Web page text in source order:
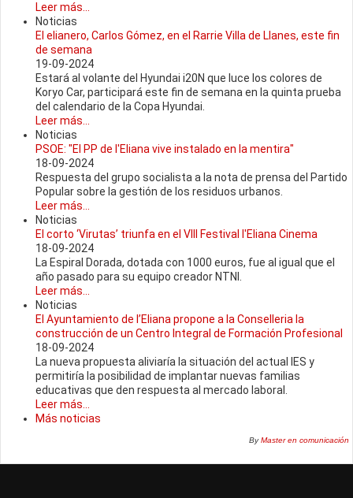
Leer más...
Noticias
El elianero, Carlos Gómez, en el Rarrie Villa de Llanes, este fin
de semana
19-09-2024
Estará al volante del Hyundai i20N que luce los colores de
Koryo Car, participará este fin de semana en la quinta prueba
del calendario de la Copa Hyundai.
Leer más...
Noticias
PSOE: "El PP de l'Eliana vive instalado en la mentira"
18-09-2024
Respuesta del grupo socialista a la nota de prensa del Partido
Popular sobre la gestión de los residuos urbanos.
Leer más...
Noticias
El corto ‘Virutas’ triunfa en el VIII Festival l'Eliana Cinema
18-09-2024
La Espiral Dorada, dotada con 1000 euros, fue al igual que el
año pasado para su equipo creador NTNI.
Leer más...
Noticias
El Ayuntamiento de l’Eliana propone a la Conselleria la
construcción de un Centro Integral de Formación Profesional
18-09-2024
La nueva propuesta aliviaría la situación del actual IES y
permitiría la posibilidad de implantar nuevas familias
educativas que den respuesta al mercado laboral.
Leer más...
Más noticias
ByMaster en comunicación